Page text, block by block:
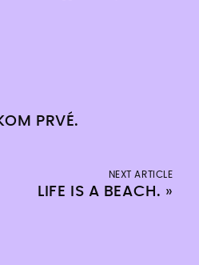
PRVÉ.
NEXT ARTICLE
LIFE IS A BEACH. »